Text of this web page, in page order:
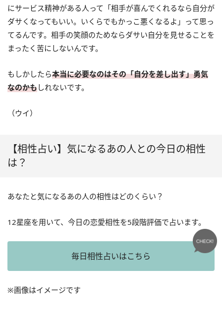
にサービス精神がある人って「相手が喜んでくれるなら自分が
ダサくなってもいい。いくらでもかっこ悪くなるよ」って思っ
てるんです。相手の笑顔のためならダサい自分を見せることを
まったく苦にしないんです。
もしかしたら本当に必要なのはその「自分を差し出す」勇気
なのかもしれないです。
（ウイ）
【相性占い】気になるあの人との今日の相性
は？
あなたと気になるあの人の相性はどのくらい？
12星座を用いて、今日の恋愛相性を5段階評価で占います。
毎日相性占いはこちら
※画像はイメージです